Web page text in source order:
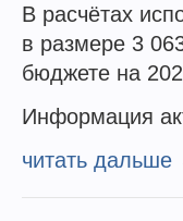
В расчётах
в размере 3
бюджете на
Информация
читать дальше